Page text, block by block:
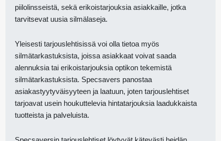
piilolinsseistä, sekä erikoistarjouksia asiakkaille, jotka
tarvitsevat uusia silmälaseja.
Yleisesti tarjouslehtisissä voi olla tietoa myös
silmätarkastuksista, joissa asiakkaat voivat saada
alennuksia tai erikoistarjouksia optikon tekemistä
silmätarkastuksista. Specsavers panostaa
asiakastyytyväisyyteen ja laatuun, joten tarjouslehtiset
tarjoavat usein houkuttelevia hintatarjouksia laadukkaista
tuotteista ja palveluista.